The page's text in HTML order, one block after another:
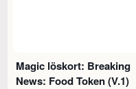
Magic löskort: Breaking
News: Food Token (V.1)